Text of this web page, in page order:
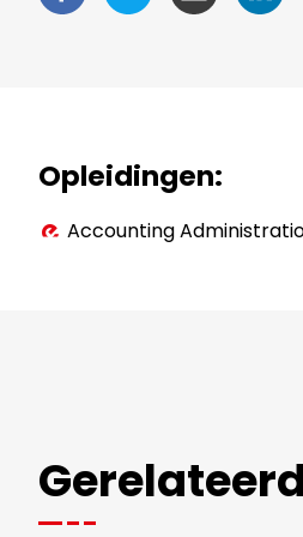
Opleidingen
Accounting